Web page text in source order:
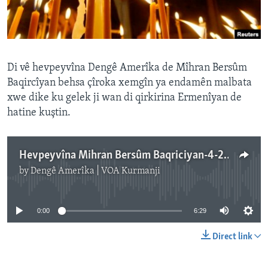
ÇAND Û HUNER
SERNIVÎS
Learning English
FOLLOW US
Zimanên Din
Di vê hevpeyvîna Dengê Amerîka de Mîhran Bersûm
Baqircîyan behsa çîroka xemgîn ya endamên malbata
xwe dike ku gelek ji wan di qirkirina Ermenîyan de
hatine kuştin.
Hevpeyvîna Mihran Bersûm Baqriciyan-4-23-15-LA.wav
byDengê Amerîka | VOA Kurmanji
No media source currently available
0:00 6:29
Direct link